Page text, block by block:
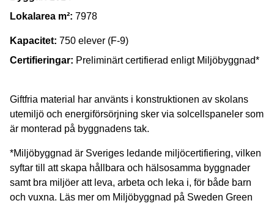
Lokalarea m²: 7978
Kapacitet: 750 elever (F-9)
Certifieringar: Preliminärt certifierad enligt Miljöbyggnad*
Giftfria material har använts i konstruktionen av skolans
utemiljö och energiförsörjning sker via solcellspaneler som
är monterad på byggnadens tak.
*Miljöbyggnad är Sveriges ledande miljöcertifiering, vilken
syftar till att skapa hållbara och hälsosamma byggnader
samt bra miljöer att leva, arbeta och leka i, för både barn
och vuxna. Läs mer om Miljöbyggnad på Sweden Green